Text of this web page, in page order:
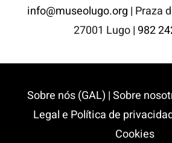
info@museolugo.org | Praza
27001 Lugo| 982
Sobre nós (GAL) |Sobre
Legal e Política de
Cookies